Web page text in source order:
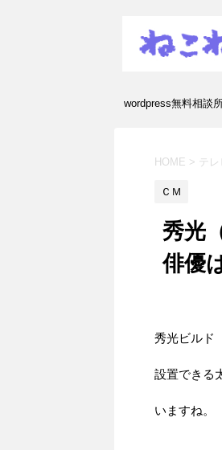
wordpress無料相談
ます！
HOME > テレ
ＣＭ
秀光
俳優
秀光ビルド
設置できる
いますね。